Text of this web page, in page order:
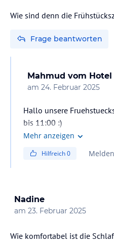
Wie sind denn die
Frage beantworten
Mahmud vom Hotel
am 24. Februar 2025
Hallo unsere
bis 11:00 :)
Mehr anzeigen
Hilfreich0 Melden
Nadine
am 23. Februar 2025
Wie komfortabel ist die